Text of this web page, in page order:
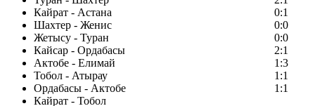
Кайрат - Астана
0:1
Шахтер - Женис
0:0
Жетысу - Туран
0:0
Кайсар - Ордабасы
2:1
Актобе - Елимай
1:3
Тобол - Атырау
1:1
Ордабасы - Актобе
1:1
Кайрат - Тобол